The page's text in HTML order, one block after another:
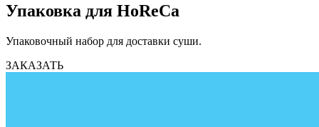
Упаковка для HoReCa
Упаковочный набор для доставки суши.
ЗАКАЗАТЬ